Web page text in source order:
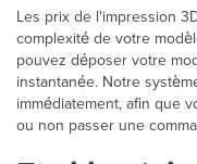
Les prix de l'impression
complexité de votre
pouvez déposer votre
instantanée. Notre
immédiatement, afin que
ou non passer une